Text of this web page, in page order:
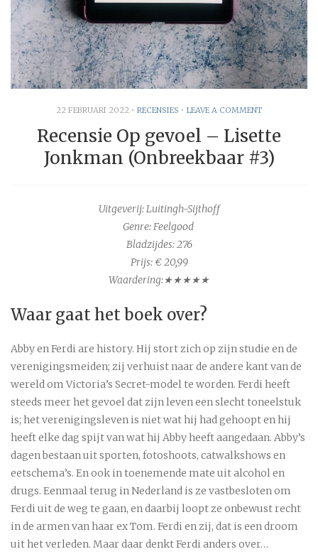
22 FEBRUARI 2022• RECENSIES • LEAVE A COMMENT
Recensie Op gevoel – Lisette
Jonkman (Onbreekbaar #3)
Uitgeverij: Luitingh-Sijthoff
Genre: Feelgood
Bladzijdes:276
Prijs: € 20,99
Waardering:★★★★★
Waar gaat het boek over?
Abby en Ferdi are history. Hij stort zich op zijn studie en de
verenigingsmeiden; zij verhuist naar de andere kant van de
wereld om Victoria’s Secret-model te worden. Ferdi heeft
steeds meer het gevoel dat zijn leven een slecht toneelstuk
is; het verenigingsleven is niet wat hij had gehoopt en hij
heeft elke dag spijt van wat hij Abby heeft aangedaan. Abby’s
dagen bestaan uit sporten, fotoshoots, catwalkshows en
eetschema’s. En ook in toenemende mate uit alcohol en
drugs. Eenmaal terug in Nederland is ze vastbesloten om
Ferdi uit de weg te gaan, en daarbij loopt ze onbewust recht
in de armen van haar ex Tom. Ferdi en zij, dat is een droom
uit het verleden. Maar daar denkt Ferdi anders over…